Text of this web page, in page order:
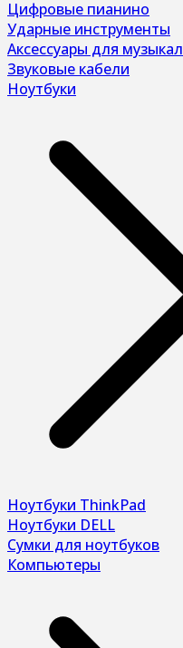
Цифровые пианино
Ударные инструменты
Аксессуары для
Звуковые кабели
Ноутбуки
Ноутбуки ThinkPad
Ноутбуки DELL
Сумки для ноутбуков
Компьютеры